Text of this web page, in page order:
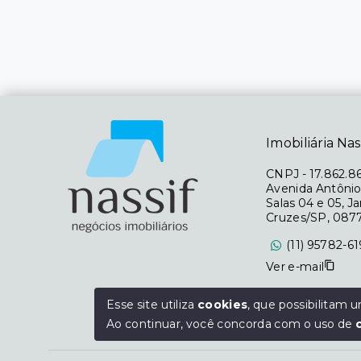
Imobiliária
CNPJ -
Avenida
Salas 04 e 05,
Cruzes/SP,
(11) 95782-
Ver e-mail
Segunda à
Sábado das 09h
Esse site utiliza cookies, que possibilitam
Ao continuar, você concorda com o uso de